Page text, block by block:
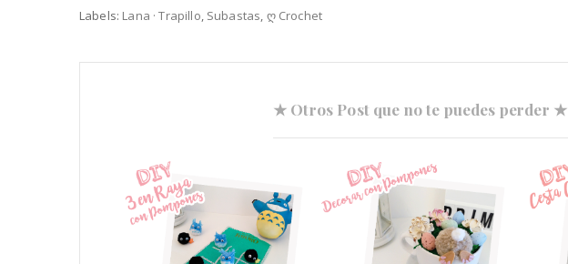
Labels: Lana · Trapillo, Subastas, ღ Crochet
★ Otros Post que no te puedes perder ★